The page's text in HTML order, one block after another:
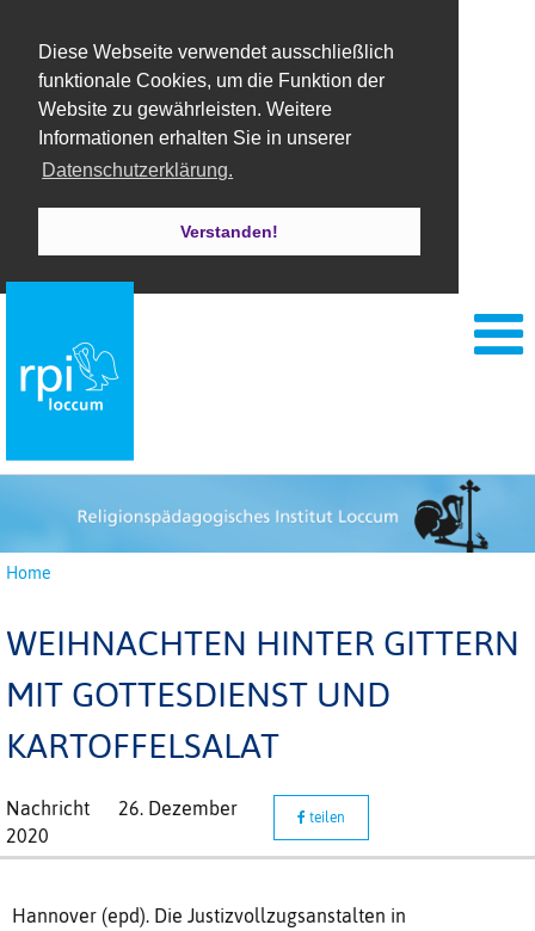
Diese Webseite verwendet ausschließlich
funktionale Cookies, um die Funktion der
Website zu gewährleisten. Weitere
Informationen erhalten Sie in unserer
Datenschutzerklärung.
Verstanden!
Home
WEIHNACHTEN HINTER GITTERN
MIT GOTTESDIENST UND
KARTOFFELSALAT
Nachricht
26. Dezember
2020
teilen
Hannover (epd). Die Justizvollzugsanstalten in